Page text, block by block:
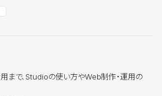
まで、Studioの使い方やWeb制作・運用の